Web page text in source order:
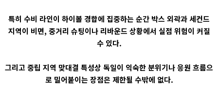
특히 수비 라인이 하이볼 경합에 집중하는 순간 박스 외곽과 세컨드
지역이 비면, 중거리 슈팅이나 리바운드 상황에서 실점 위험이 커질
수 있다.
그리고 중립 지역 맞대결 특성상 독일이 익숙한 분위기나 응원 흐름으
로 밀어붙이는 장점은 제한될 수밖에 없다.